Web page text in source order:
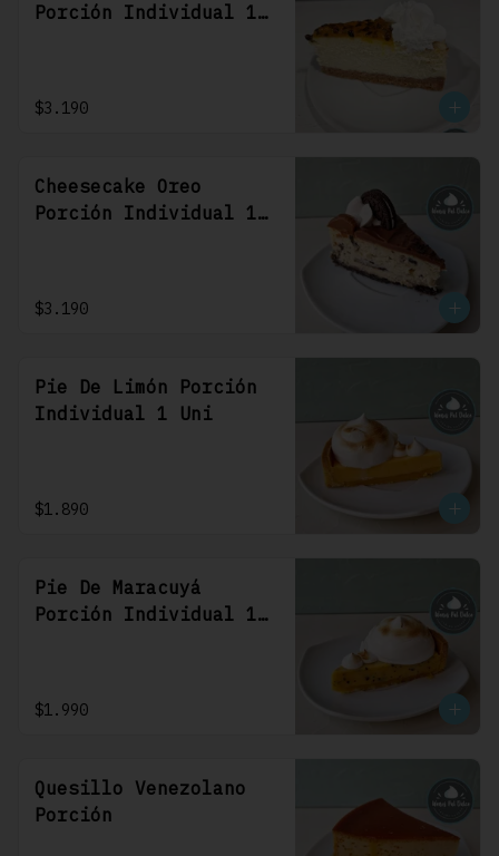
Porción Individual 1
$3.190
Cheesecake Oreo
Porción Individual 1
$3.190
Pie De Limón Porción
Individual 1 Uni
$1.890
Pie De Maracuyá
Porción Individual 1
$1.990
Quesillo Venezolano
Porción